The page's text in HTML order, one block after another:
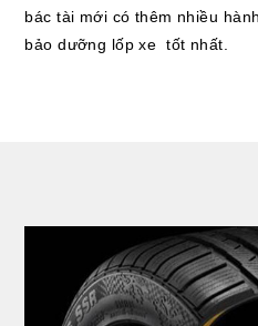
bác tài mới có thêm nhiều
bảo dưỡng lốp xe tốt nhất.
clickable image of CÁCH BƠM VÀ VÁ LỐP